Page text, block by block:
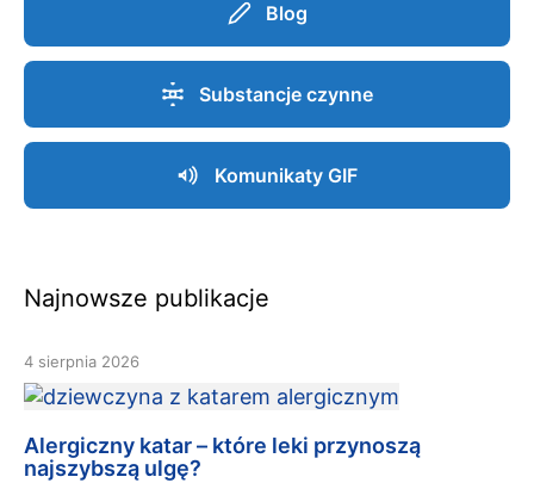
Blog
Substancje czynne
Komunikaty GIF
Najnowsze publikacje
4 sierpnia 2026
Alergiczny katar – które leki przynoszą
najszybszą ulgę?